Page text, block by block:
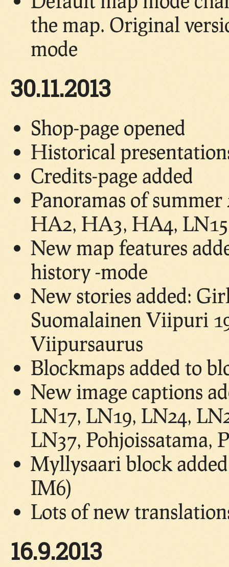
the map. Original
mode
30.11.2013
Shop-page opened
Historical
Credits-page added
Panoramas of
HA2, HA3, HA4,
New map features
history -mode
New stories added:
Suomalainen Viipuri
Viipursaurus
Blockmaps added to
New image captions
LN17, LN19, LN24,
LN37, Pohjoissatama,
Myllysaari block
IM6)
Lots of new
16.9.2013